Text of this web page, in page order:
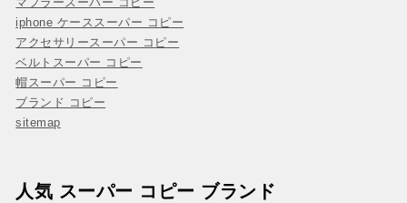
iphone ケーススーパー コピー
アクセサリースーパー コピー
ベルトスーパー コピー
帽スーパー コピー
ブランド コピー
sitemap
人気 スーパー コピー ブランド